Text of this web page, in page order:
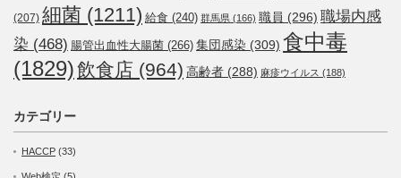
(207) 細菌 (1211) 給食 (240) 群馬県 (166) 職員 (296) 職場内感
染 (468) 腸管出血性大腸菌 (266) 集団感染 (309) 食中毒
(1829)飲食店 (964) 高齢者 (288) 麻疹ウイルス (188)
カテゴリー
HACCP (33)